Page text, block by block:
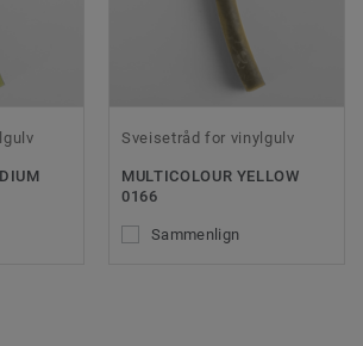
Sveisetråd for vinylgulv
MULTICOLOUR YELLOW
0166
Sammenlign